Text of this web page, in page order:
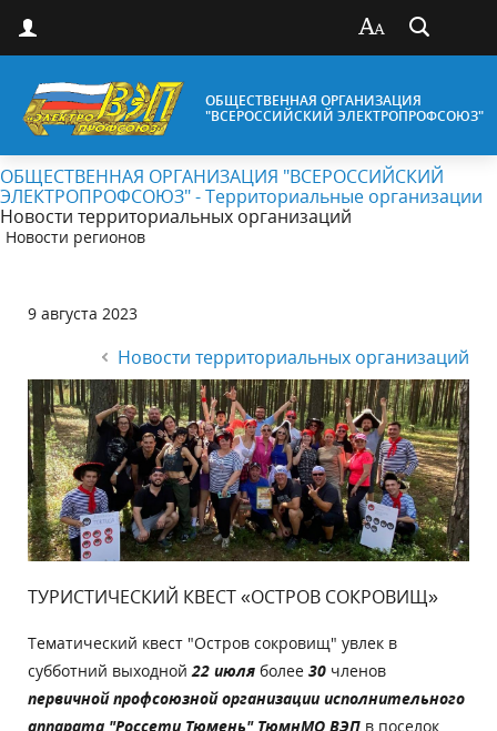
ОБЩЕСТВЕННАЯ ОРГАНИЗАЦИЯ
"ВСЕРОССИЙСКИЙ ЭЛЕКТРОПРОФСОЮЗ"
ОБЩЕСТВЕННАЯ ОРГАНИЗАЦИЯ "ВСЕРОССИЙСКИЙ
ЭЛЕКТРОПРОФСОЮЗ" - Территориальные организации
Новости территориальных организаций
Новости регионов
9 августа 2023
Новости территориальных организаций
ТУРИСТИЧЕСКИЙ КВЕСТ «ОСТРОВ СОКРОВИЩ»
Тематический квест "Остров сокровищ" увлек в
субботний выходной22 июля более 30 членов
первичной профсоюзной организации исполнительного
аппарата "Россети Тюмень" ТюмнМО ВЭП в поселок